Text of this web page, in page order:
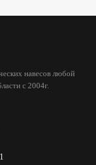
навесов любой
с 2004г.